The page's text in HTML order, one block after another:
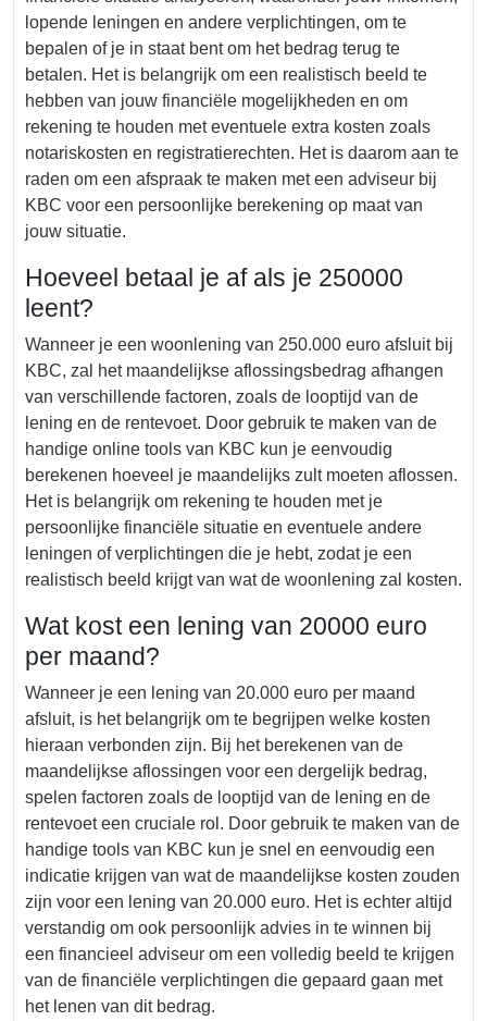
lopende leningen en andere verplichtingen, om te
bepalen of je in staat bent om het bedrag terug te
betalen. Het is belangrijk om een realistisch beeld te
hebben van jouw financiële mogelijkheden en om
rekening te houden met eventuele extra kosten zoals
notariskosten en registratierechten. Het is daarom aan te
raden om een afspraak te maken met een adviseur bij
KBC voor een persoonlijke berekening op maat van
jouw situatie.
Hoeveel betaal je af als je 250000
leent?
Wanneer je een woonlening van 250.000 euro afsluit bij
KBC, zal het maandelijkse aflossingsbedrag afhangen
van verschillende factoren, zoals de looptijd van de
lening en de rentevoet. Door gebruik te maken van de
handige online tools van KBC kun je eenvoudig
berekenen hoeveel je maandelijks zult moeten aflossen.
Het is belangrijk om rekening te houden met je
persoonlijke financiële situatie en eventuele andere
leningen of verplichtingen die je hebt, zodat je een
realistisch beeld krijgt van wat de woonlening zal kosten.
Wat kost een lening van 20000 euro
per maand?
Wanneer je een lening van 20.000 euro per maand
afsluit, is het belangrijk om te begrijpen welke kosten
hieraan verbonden zijn. Bij het berekenen van de
maandelijkse aflossingen voor een dergelijk bedrag,
spelen factoren zoals de looptijd van de lening en de
rentevoet een cruciale rol. Door gebruik te maken van de
handige tools van KBC kun je snel en eenvoudig een
indicatie krijgen van wat de maandelijkse kosten zouden
zijn voor een lening van 20.000 euro. Het is echter altijd
verstandig om ook persoonlijk advies in te winnen bij
een financieel adviseur om een volledig beeld te krijgen
van de financiële verplichtingen die gepaard gaan met
het lenen van dit bedrag.